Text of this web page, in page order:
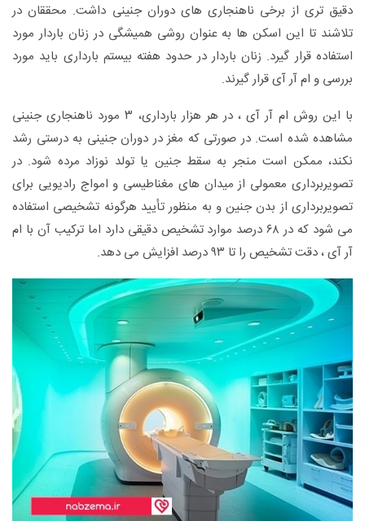
دقیق تری از برخی ناهنجاری های دوران جنینی داشت. محققان در
تلاشند تا این اسکن ها به عنوان روشی همیشگی در زنان باردار مورد
استفاده قرار گیرد. زنان باردار در حدود هفته بیستم بارداری باید مورد
بررسی و ام آر آی قرار گیرند.
با این روش ام آر آی ، در هر هزار بارداری، ۳ مورد ناهنجاری جنینی
مشاهده شده است. در صورتی که مغز در دوران جنینی به درستی رشد
نکند، ممکن است منجر به سقط جنین یا تولد نوزاد مرده شود. در
تصویربرداری معمولی از میدان های مغناطیسی و امواج رادیویی برای
تصویربرداری از بدن جنین و به منظور تأیید هرگونه تشخیصی استفاده
می شود که در ۶۸ درصد موارد تشخیص دقیقی دارد اما ترکیب آن با ام
آر آی ، دقت تشخیص را تا ۹۳ درصد افزایش می دهد.